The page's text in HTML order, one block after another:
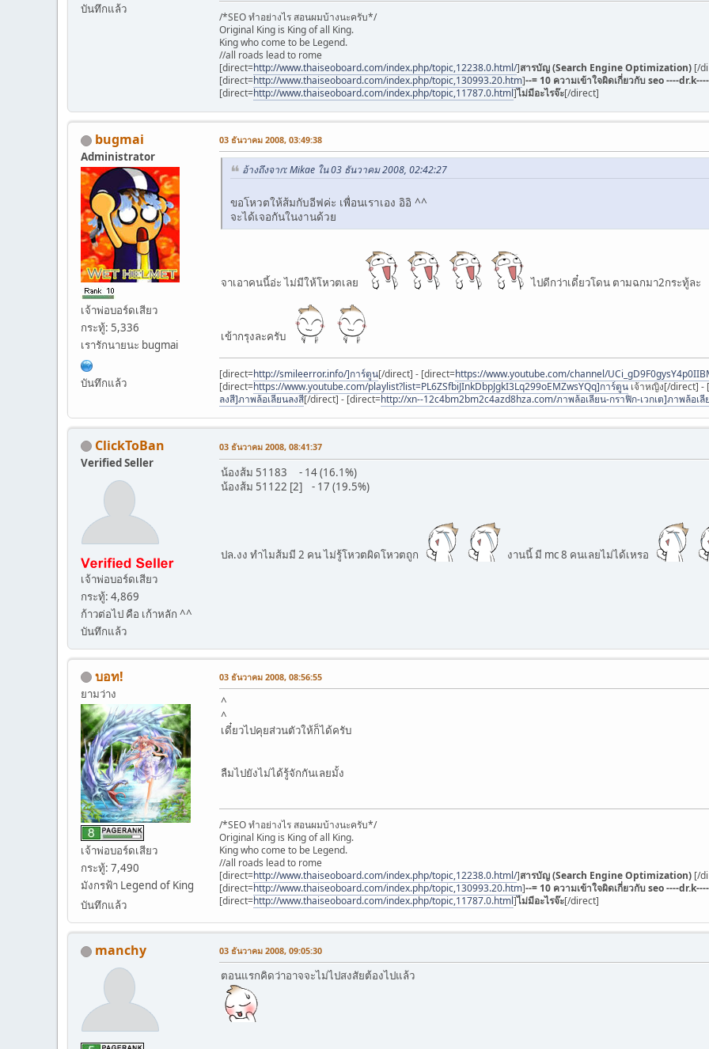
บันทึกแล้ว
/*SEO ทำอย่างไร สอนผมบ้างนะครับ*/
Original King is King of all King.
King who come to be Legend.
//all roads lead to rome
[direct=http://www.thaiseoboard.com/index.php/topic,12238.0.html/]สารบัญ (Search Engine Optimization) [/
[direct=http://www.thaiseoboard.com/index.php/topic,130993.20.htm]--= 10 ความเข้าใจผิดเกี่ยวกับ seo ----
[direct=http://www.thaiseoboard.com/index.php/topic,11787.0.html]ไม่มีอะไรจ๊ะ[/direct]
bugmai
Administrator
เจ้าพ่อบอร์ดเสียว
กระทู้: 5,336
เรารักนายนะ bugmai
บันทึกแล้ว
03 ธันวาคม 2008, 03:49:38
อ้างถึงจาก: Mikae ใน 03 ธันวาคม 2008, 02:42:27
ขอโหวตให้ส้มกับอีฟค่ะ เพื่อนเราเอง อิอิ ^^
จะได้เจอกันในงานด้วย
จาเอาคนนี้อ่ะ ไม่มีให้โหวตเลย ไปดีกว่าเดี๋ยวโดน ตามฉกมา2กระทู้ละ
เข้ากรุงละครับ
[direct=http://smileerror.info/]การ์ตูน[/direct] - [direct=https://www.youtube.com/channel/
[direct=https://www.youtube.com/playlist?list=PL6ZSfbiJInkDbpJgkI3Lq299oEMZwsYQq]การ์ตูน เจ้าหญิง[/direct] -
ลงสี]ภาพล้อเลียนลงสี[/direct] - [direct=http://xn--12c4bm2bm2c4azd8hza.com/ภาพล้อเลียน-กราฟิก-เวกเต]ภาพล้อเ
ClickToBan
Verified Seller
เจ้าพ่อบอร์ดเสียว
กระทู้: 4,869
ก้าวต่อไป คือ เก้าหลัก ^^
บันทึกแล้ว
03 ธันวาคม 2008, 08:41:37
น้องส้ม 51183 - 14 (16.1%)
น้องส้ม 51122 [2] - 17 (19.5%)
ปล.งง ทำไมส้มมี 2 คน ไม่รู้โหวตผิดโหวตถูก งานนี้ มี mc 8 คนเลยไม่ได้เหรอ
บอท!
ยามว่าง
เจ้าพ่อบอร์ดเสียว
กระทู้: 7,490
มังกรฟ้า Legend of King
บันทึกแล้ว
03 ธันวาคม 2008, 08:56:55
^
^
เดี๋ยวไปคุยส่วนตัวให้ก็ได้ครับ
ลืมไปยังไม่ได้รู้จักกันเลยมั้ง
/*SEO ทำอย่างไร สอนผมบ้างนะครับ*/
Original King is King of all King.
King who come to be Legend.
//all roads lead to rome
[direct=http://www.thaiseoboard.com/index.php/topic,12238.0.html/]สารบัญ (Search Engine Optimization) [/
[direct=http://www.thaiseoboard.com/index.php/topic,130993.20.htm]--= 10 ความเข้าใจผิดเกี่ยวกับ seo ----
[direct=http://www.thaiseoboard.com/index.php/topic,11787.0.html]ไม่มีอะไรจ๊ะ[/direct]
manchy 03 ธันวาคม 2008, 09:05:30
ตอนแรกคิดว่าอาจจะไม่ไปสงสัยต้องไปแล้ว